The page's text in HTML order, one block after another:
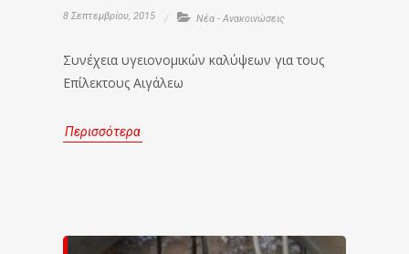
8 Σεπτεμβρίου, 2015 Νέα - Ανακοινώσεις
Συνέχεια υγειονομικών καλύψεων για τους
Επίλεκτους Αιγάλεω
Περισσότερα